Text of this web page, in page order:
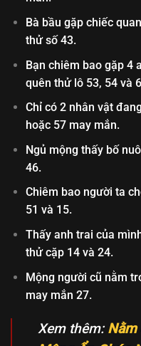
Bà bầu gặp chiếc
thử số 43.
Bạn chiêm bao gặp 4
quên thử lô 53, 54 và
Chỉ có 2 nhân vật
hoặc 57 may mắn.
Ngủ mộng thấy bố
46.
Chiêm bao người ta
51 và 15.
Thấy anh trai của
thử cặp 14 và 24.
Mộng người cũ nằm
may mắn 27.
Xem thêm: Nằm